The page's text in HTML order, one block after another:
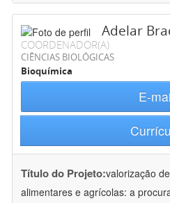
Adelar
COORDENADOR(A)
CIÊNCIAS BIOLÓGICAS
Bioquímica
E-
Título do Projeto:valorização
alimentares e agrícolas: a